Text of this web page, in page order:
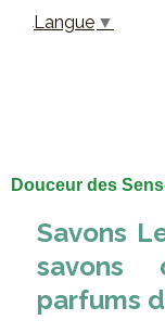
Douceur des
Savons
savons
parfums
Langue ▼